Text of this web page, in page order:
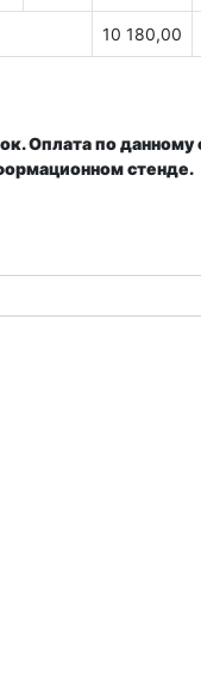
10 180,00
Оплата по данному
стенде.